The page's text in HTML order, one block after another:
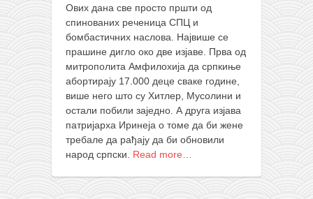
ћирилица
породичне приче
прота Воја
уместо твитера
календар српски
азбуки и књиге
Окинава карате
моје белешке
Ових дана све просто пршти од
спинованих реченица СПЦ и
бомбастичних наслова. Највише се
прашине дигло око две изјаве. Прва од
митрополита Амфилохија да српкиње
абортирају 17.000 деце сваке године,
више него што су Хитлер, Мусолини и
остали побили заједно. А друга изјава
патријарха Иринеја о томе да би жене
требале да рађају да би обновили
народ српски. Read more…